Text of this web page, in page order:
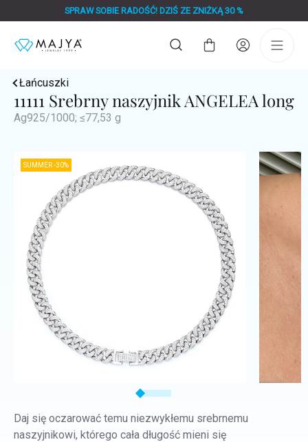
do
SPRAW SOBIE RADOŚĆ! DZIŚ ZE ZNIŻKĄ 30 %
Koszyk
Łańcuszki
11111 Srebrny naszyjnik ANGELEA long
Ag925/1000; ≤77,53 g
SUMMER -30%
Daj się oczarować temu niezwykłemu srebrnemu
naszyjnikowi, którego cała długość mieni się